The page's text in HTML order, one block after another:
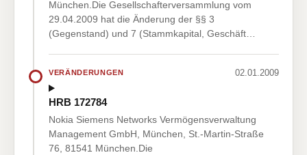
München.Die Gesellschafterversammlung vom
29.04.2009 hat die Änderung der §§ 3
(Gegenstand) und 7 (Stammkapital, Geschäft…
VERÄNDERUNGEN 02.01.2009
HRB 172784
Nokia Siemens Networks Vermögensverwaltung
Management GmbH, München, St.-Martin-Straße
76, 81541 München.Die